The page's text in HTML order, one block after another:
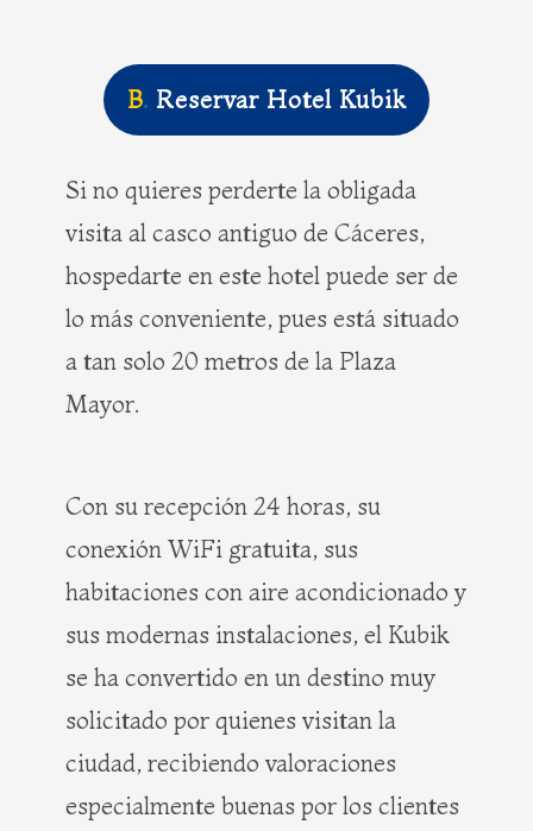
B. Reservar Hotel Kubik
Si no quieres perderte la obligada
visita al casco antiguo de Cáceres,
hospedarte en este hotel puede ser de
lo más conveniente, pues está situado
a tan solo 20 metros de la Plaza
Mayor.
Con su recepción 24 horas, su
conexión WiFi gratuita, sus
habitaciones con aire acondicionado y
sus modernas instalaciones, el Kubik
se ha convertido en un destino muy
solicitado por quienes visitan la
ciudad, recibiendo valoraciones
especialmente buenas por los clientes